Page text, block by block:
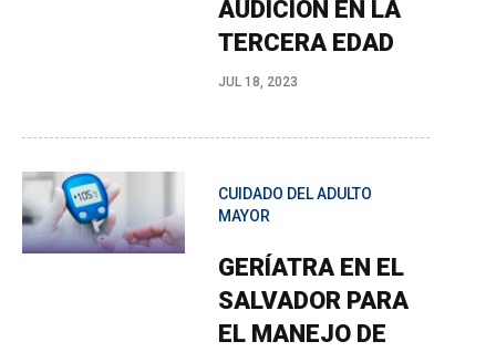
AUDICIÓN EN LA
TERCERA EDAD
JUL 18, 2023
CUIDADO DEL ADULTO
MAYOR
GERÍATRA EN EL
SALVADOR PARA
EL MANEJO DE